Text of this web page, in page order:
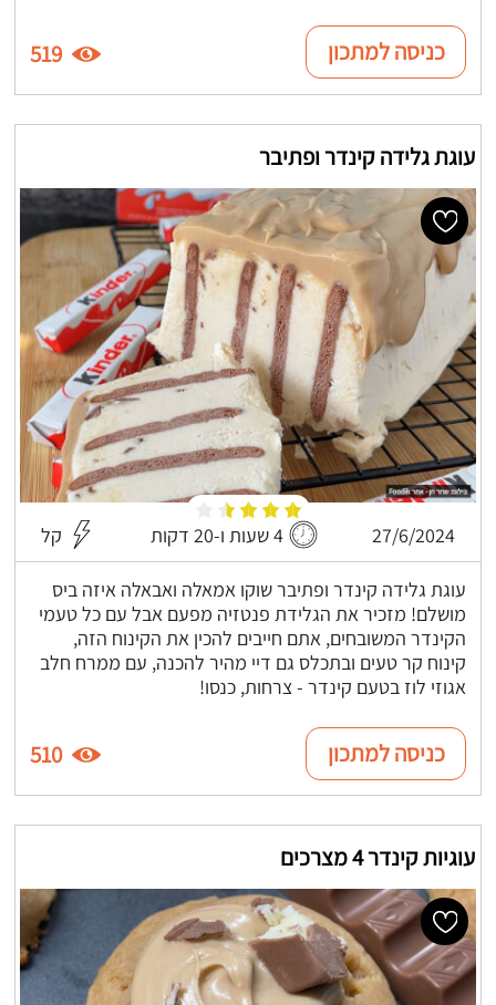
כניסה למתכון 519
עוגת גלידה קינדר ופתיבר
27/6/2024 4 שעות ו-20 דקות קל
עוגת גלידה קינדר ופתיבר שוקו אמאלה ואבאלה איזה ביס
מושלם! מזכיר את הגלידת פנטזיה מפעם אבל עם כל טעמי
הקינדר המשובחים, אתם חייבים להכין את הקינוח הזה,
קינוח קר טעים ובתכלס גם דיי מהיר להכנה, עם ממרח חלב
אגוזי לוז בטעם קינדר - צרחות, כנסו!
כניסה למתכון 510
עוגיות קינדר 4 מצרכים